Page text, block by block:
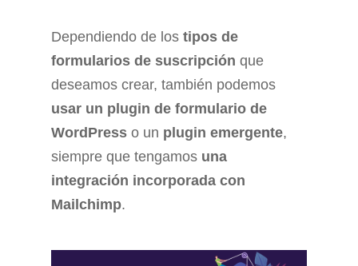
Dependiendo de los tipos de
formularios de suscripción que
deseamos crear, también podemos
usar un plugin de formulario de
WordPress o un plugin emergente,
siempre que tengamos una
integración incorporada con
Mailchimp.